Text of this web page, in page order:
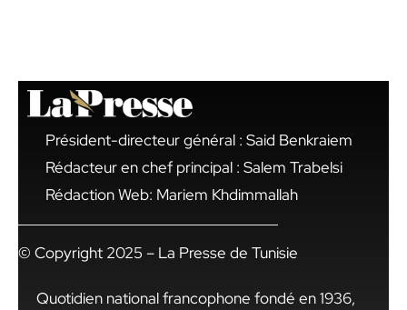
Président-directeur général : Said Benkraiem
Rédacteur en chef principal : Salem Trabelsi
Rédaction Web: Mariem Khdimmallah
© Copyright 2025 – La Presse de Tunisie
Quotidien national francophone fondé en 1936,